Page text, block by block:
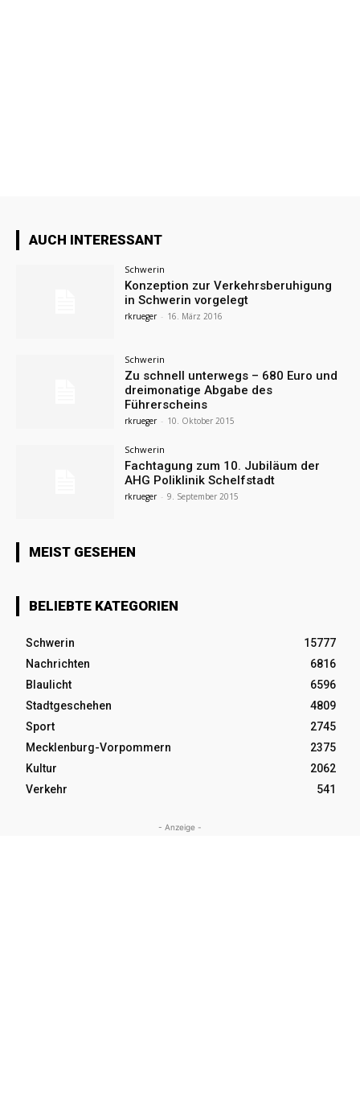
AUCH INTERESSANT
Schwerin
Konzeption zur Verkehrsberuhigung
in Schwerin vorgelegt
rkrueger - 16. März 2016
Schwerin
Zu schnell unterwegs – 680 Euro und
dreimonatige Abgabe des
Führerscheins
rkrueger - 10. Oktober 2015
Schwerin
Fachtagung zum 10. Jubiläum der
AHG Poliklinik Schelfstadt
rkrueger - 9. September 2015
MEIST GESEHEN
BELIEBTE KATEGORIEN
Schwerin
15777
Nachrichten
6816
Blaulicht
6596
Stadtgeschehen
4809
Sport
2745
Mecklenburg-Vorpommern
2375
Kultur
2062
Verkehr
541
- Anzeige -